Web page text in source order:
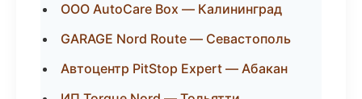
ООО AutoCare Box — Калининград
GARAGE Nord Route — Севастополь
Автоцентр PitStop Expert — Абакан